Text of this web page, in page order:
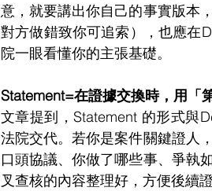
意，就要講出你自己的事實版本
對方做錯致你可追索），也應在
院一眼看懂你的主張基礎。
Statement=在證據交換時，用「
文章提到，Statement 的形式與
法院交代。若你是案件關鍵證人
口頭協議、你做了哪些事、爭執
叉查核的內容整理好，方便後續